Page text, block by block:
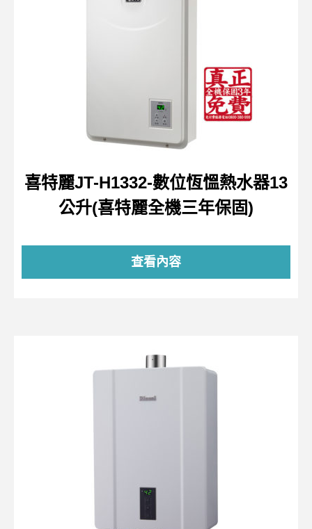
喜特麗JT-H1332-數位恆慍熱水器13
公升(喜特麗全機三年保固)
查看內容